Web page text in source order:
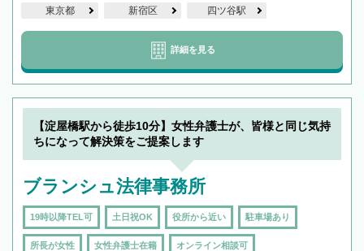
東京都 新宿区 四ツ谷駅
詳細を見る
【淀屋橋駅から徒歩10分】女性弁護士が、皆様と同じ気持
ちになって解決策をご提案します
ブランシュ法律事務所
19時以降TEL可 土日祝OK 役所から近い 駐車場あり
所長が女性 女性弁護士在籍 オンライン相談可